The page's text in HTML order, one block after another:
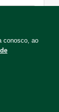
conosco, ao